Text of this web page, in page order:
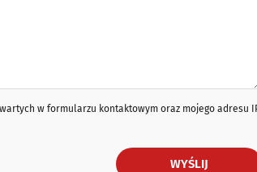
w formularzu kontaktowym oraz mojego adresu
WYŚLIJ